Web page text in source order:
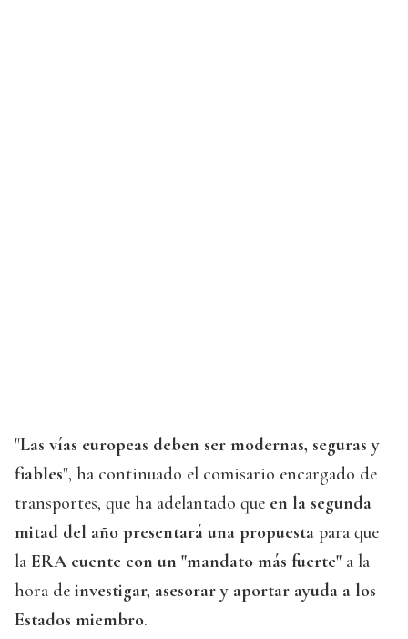
"Las vías europeas deben ser modernas, seguras y
fiables", ha continuado el comisario encargado de
transportes, que ha adelantado que en la segunda
mitad del año presentará una propuesta para que
la ERA cuente con un "mandato más fuerte" a la
hora de investigar, asesorar y aportar ayuda a los
Estados miembro.